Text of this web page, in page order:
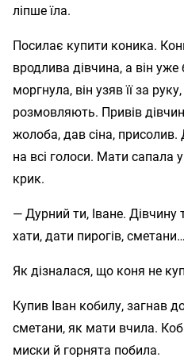
ліпше їла.
Посилає купити коника.
вродлива дівчина, а він
моргнула, він узяв її за
розмовляють. Привів
жолоба, дав сіна, присолив.
на всі голоси. Мати сапала
крик.
— Дурний ти, Іване.
хати, дати пирогів, сметани…
Як дізналася, що коня не
Купив Іван кобилу, загнав
сметани, як мати вчила.
миски й горнята побила.